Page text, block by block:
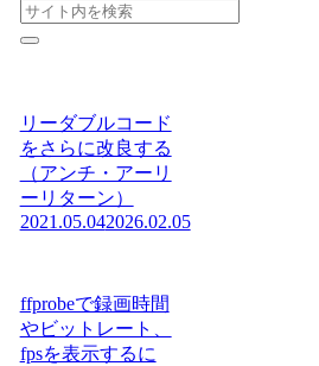
リーダブルコード
をさらに改良する
（アンチ・アーリ
ーリターン）
2021.05.042026.02.05
ffprobeで録画時間
やビットレート、
fpsを表示するに